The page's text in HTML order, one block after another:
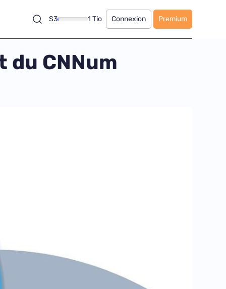
S3 1 Tio Connexion Premium
CNNum